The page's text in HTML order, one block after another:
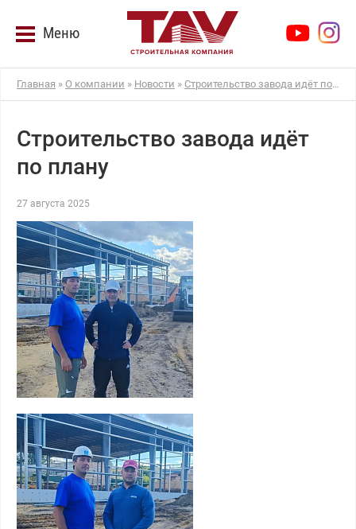
Меню
Главная » О компании » Новости » Строительство завода идёт по плану
Строительство завода идёт
по плану
27 августа 2025